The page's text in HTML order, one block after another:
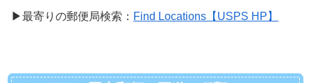
▶︎最寄りの郵便局検索： Find Locations【USPS HP】